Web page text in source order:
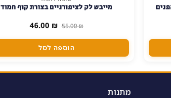
מייבש לק לציפורניים בצורת קוף חמוד
55.00₪ המחיר
היה:
55.00 ₪.
46.00 ₪ המחיר
הוא:
הוספה לסל
מתנות